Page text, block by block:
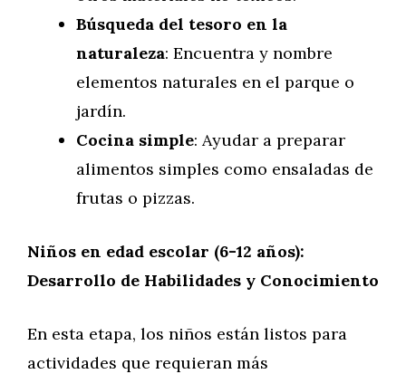
Búsqueda del tesoro en la
naturaleza: Encuentra y nombre
elementos naturales en el parque o
jardín.
Cocina simple: Ayudar a preparar
alimentos simples como ensaladas de
frutas o pizzas.
Niños en edad escolar (6-12 años):
Desarrollo de Habilidades y Conocimiento
En esta etapa, los niños están listos para
actividades que requieran más